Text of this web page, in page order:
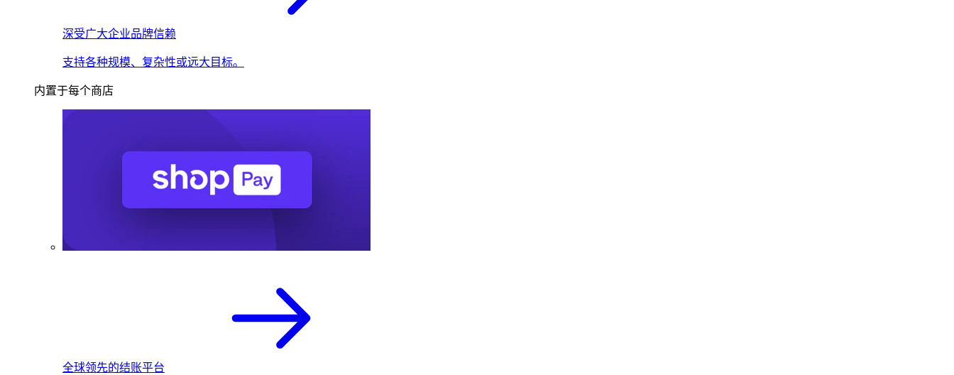
深受广大企业品牌信赖
支持各种规模、复杂性或远大目标。
内置于每个商店
全球领先的结账平台